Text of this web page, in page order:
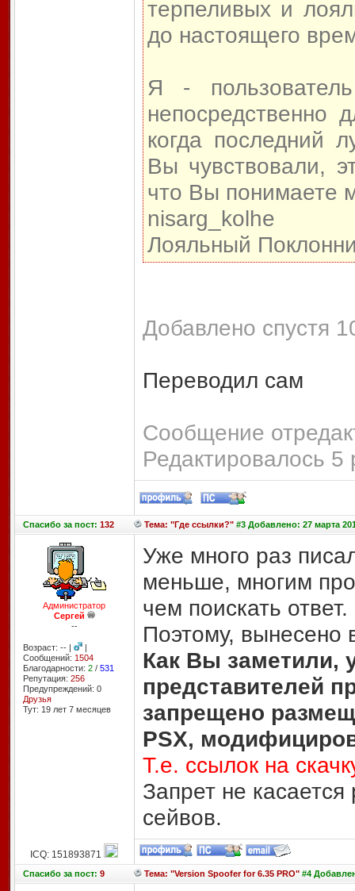
терпеливых и
до настоящего
Я -
когда последний
Вы чувствовали,
что Вы понимаете
nisarg_kolhe
Лояльный
Добавлено спустя
Переводил сам
Сообщение
Редактировалось 5
Спасибоза пост: 132 Тема: "Где ссылки?"#3 Добавлено: 27 марта
Администратор
Сергей
--
Возраст: -- |
|
Сообщений: 1504
Благодарности: 2/ 531
Репутация: 256
Предупреждений: 0
Друзья
Тут: 19 лет 7 месяцев
Уже много раз
меньше, многим
чем поискать ответ.
Поэтому, вынесено
Как Вы заметили,
представителей
запрещено
PSX,
Т.е. ссылок на
Запрет не
сейвов.
ICQ: 151893871
Спасибоза пост: 9 Тема: "Version Spoofer for 6.35 PRO"#4